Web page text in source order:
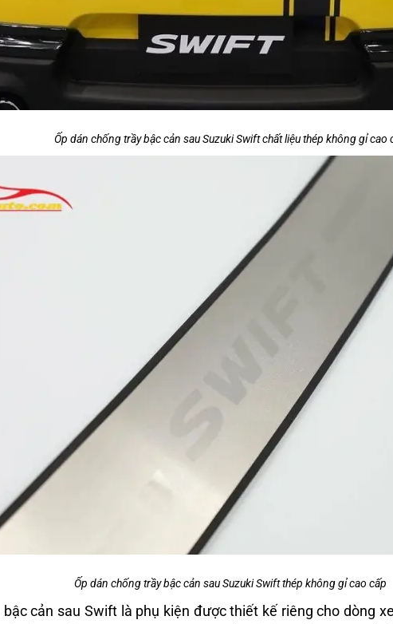
Ốp dán chống trầy bậc cản sau Suzuki Swift chất liệu thép không gỉ cao
Ốp dán chống trầy bậc cản sau Suzuki Swift thép không gỉ cao cấp
bậc cản sau Swift là phụ kiện được thiết kế riêng cho dòng